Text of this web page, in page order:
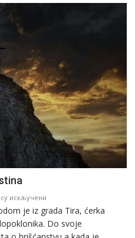
искључени
Svеta
vеlikоmučеnica
Hristina
je iz grada Tira, ćerka
Dо svоје